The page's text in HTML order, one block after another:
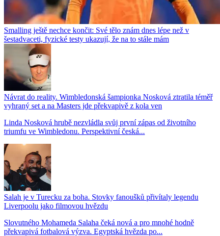
Smalling ještě nechce končit: Své tělo znám dnes lépe než v
šestadvaceti, fyzické testy ukazují, že na to stále mám
Návrat do reality. Wimbledonská šampionka Nosková ztratila téměř
vyhraný set a na Masters jde překvapivě z kola ven
Linda Nosková hrubě nezvládla svůj první zápas od životního
triumfu ve Wimbledonu. Perspektivní česká...
Salah je v Turecku za boha. Stovky fanoušků přivítaly legendu
Liverpoolu jako filmovou hvězdu
Slovutného Mohameda Salaha čeká nová a pro mnohé hodně
překvapivá fotbalová výzva. Egyptská hvězda po...